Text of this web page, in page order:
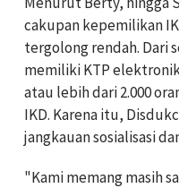
cakupan kepemilikan
tergolong rendah. Dari
memiliki KTP
atau lebih dari 2.000
IKD. Karena itu,
jangkauan sosialisasi
"Kami memang masih